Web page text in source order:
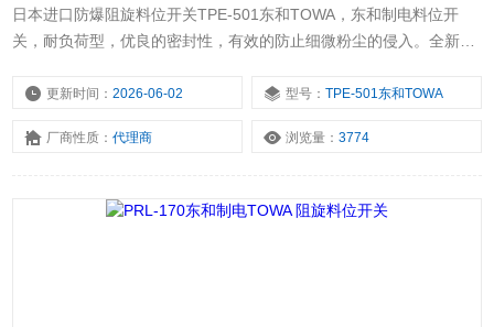
日本进口防爆阻旋料位开关TPE-501东和TOWA，东和制电料位开
关，耐负荷型，优良的密封性，有效的防止细微粉尘的侵入。全新技
东和TOWA料位计，进口料位开关，进口堵煤开关,,进口阻旋料位开
更新时间：2026-06-02 型号：TPE-501东和TOWA
厂商性质：代理商 浏览量：3774